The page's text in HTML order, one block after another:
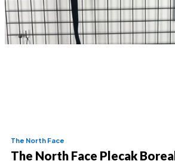
The North Face
The North Face Plecak